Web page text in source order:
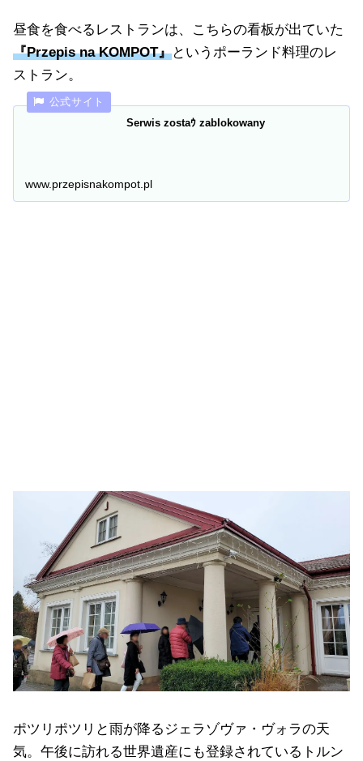
昼食を食べるレストランは、こちらの看板が出ていた
『Przepis na KOMPOT』というポーランド料理のレ
ストラン。
Serwis zostaｳ zablokowany
www.przepisnakompot.pl
ポツリポツリと雨が降るジェラゾヴァ・ヴォラの天
気。午後に訪れる世界遺産にも登録されているトルン